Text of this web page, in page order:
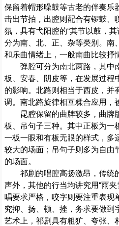
保留着帽形噪鼓等古老的伴奏乐
击出节拍，出腔则配合有锣鼓、
氛，具有弋阳腔的“其节以鼓，
分为南、北、正、杂等类别。南
和乐曲情绪上，一般南曲比较抒
弹腔可分为南北两路，其中
板、安春、阴皮等，在发展过程
的影响。北路则相当于西皮，并
调。南北路旋律相互糅合应用，
昆腔保留的曲牌较多，曲牌
板、吊句子三种。其中正板为一
一板一眼和有板无眼的样式，多
较大的场面；吊句子则多为自由
的场面。
祁剧的唱腔高扬激昂，传统
声外，其他的行当均讲究用“雨
唱要求严格，咬字则要注重表现
究抑、扬、顿、挫，务求要做到
艺术上，祁剧具有粗犷、夸张、